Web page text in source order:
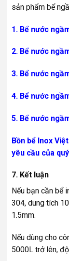
sản phẩm bể
1. Bể nước
2. Bể nước
3. Bể nước
4. Bể nước
5. Bể nước
Bồn bể Inox
yêu cầu của
7. Kết luận
Nếu bạn cần bể
304, dung tích
1.5mm.
Nếu dùng cho
5000L trở lên,